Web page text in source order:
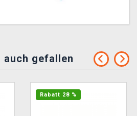
auch gefallen
Rabatt 28 %